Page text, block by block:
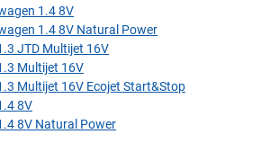
1.4 8V
1.4 8V Natural Power
JTD Multijet 16V
Multijet 16V
Multijet 16V Ecojet Start&Stop
8V
8V Natural Power